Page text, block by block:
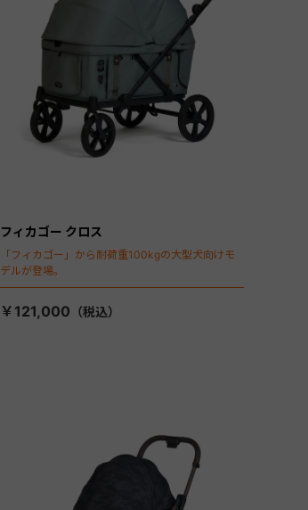
フィカゴー クロス
「フィカゴー」から耐荷重100kgの大型犬向けモ
デルが登場。
￥121,000